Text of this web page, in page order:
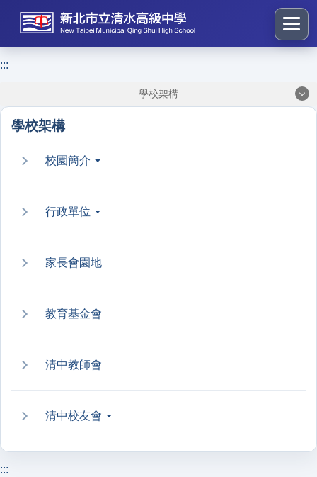
到
塊
:::
學校架構
學校架構
校園簡介
行政單位
家長會園地
教育基金會
清中教師會
清中校友會
:::